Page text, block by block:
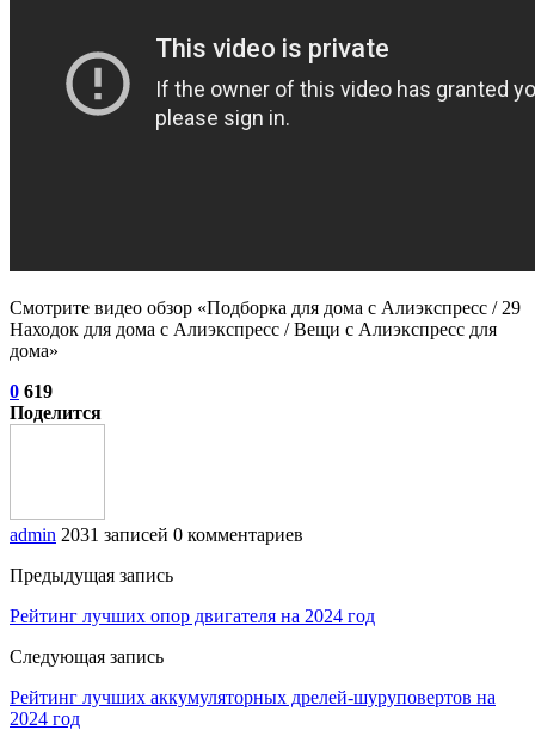
Смотрите видео обзор «Подборка для дома с Алиэкспресс / 29
Находок для дома с Алиэкспресс / Вещи с Алиэкспресс для
дома»
0 619
Поделится
admin 2031 записей 0 комментариев
Предыдущая запись
Рейтинг лучших опор двигателя на 2024 год
Следующая запись
Рейтинг лучших аккумуляторных дрелей-шуруповертов на
2024 год